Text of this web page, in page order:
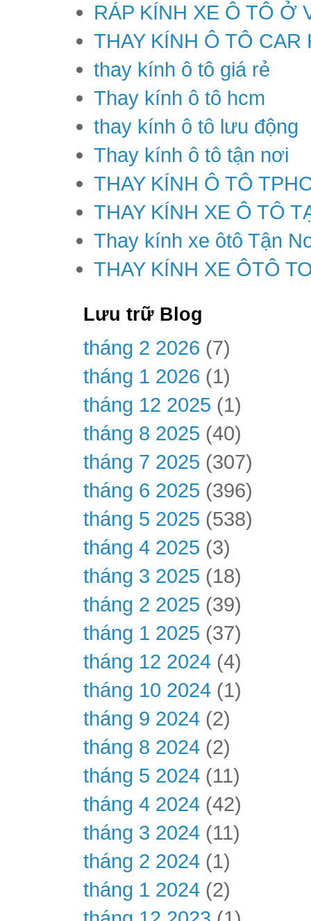
RÁP KÍNH XE Ô TÔ Ở
THAY KÍNH Ô TÔ CAR
thay kính ô tô giá rẻ
Thay kính ô tô hcm
thay kính ô tô lưu động
Thay kính ô tô tận nơi
THAY KÍNH Ô TÔ
THAY KÍNH XE Ô TÔ
Thay kính xe ôtô Tận
THAY KÍNH XE ÔTÔ
Lưu trữ Blog
tháng 2 2026 (7)
tháng 1 2026 (1)
tháng 12 2025 (1)
tháng 8 2025 (40)
tháng 7 2025 (307)
tháng 6 2025 (396)
tháng 5 2025 (538)
tháng 4 2025 (3)
tháng 3 2025 (18)
tháng 2 2025 (39)
tháng 1 2025 (37)
tháng 12 2024 (4)
tháng 10 2024 (1)
tháng 9 2024 (2)
tháng 8 2024 (2)
tháng 5 2024 (11)
tháng 4 2024 (42)
tháng 3 2024 (11)
tháng 2 2024 (1)
tháng 1 2024 (2)